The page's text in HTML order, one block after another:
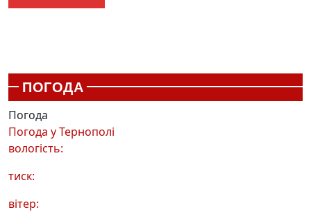
ПОГОДА
Погода
Погода уТернополі
вологість:
тиск:
вітер: